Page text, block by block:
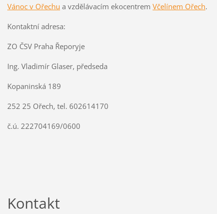
Vánoc v Ořechu a vzdělávacím ekocentrem Včelínem Ořech.
Kontaktní adresa:
ZO ČSV Praha Řeporyje
Ing. Vladimír Glaser, předseda
Kopaninská 189
252 25 Ořech, tel. 602614170
č.ú. 222704169/0600
Kontakt